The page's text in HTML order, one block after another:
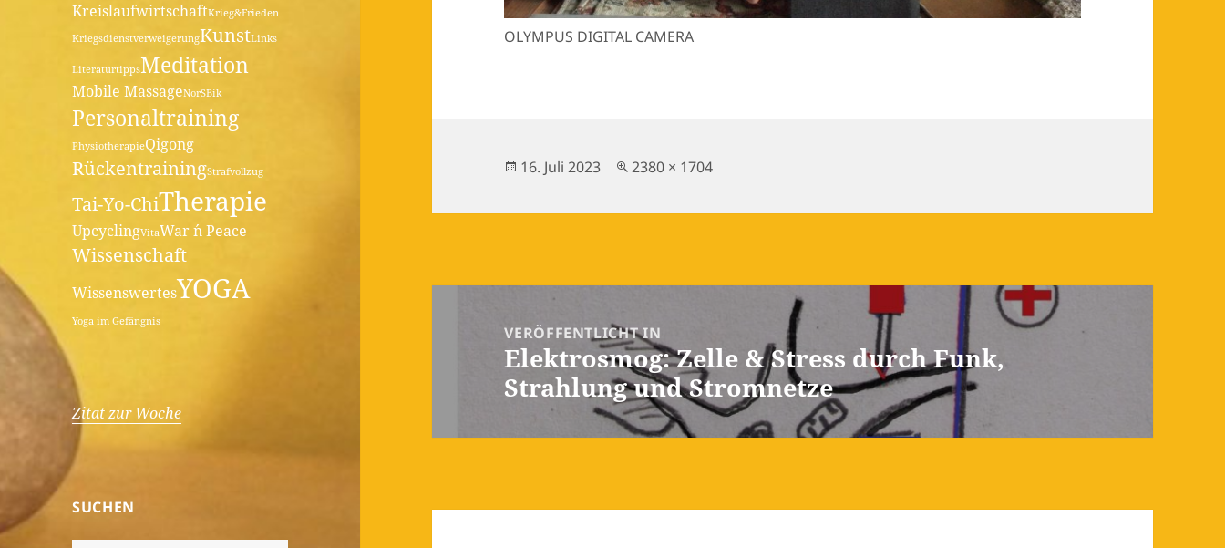
KreislaufwirtschaftKrieg&Frieden
KriegsdienstverweigerungKunstLinks
LiteraturtippsMeditation
Mobile MassageNorSBik
Personaltraining
PhysiotherapieQigong
RückentrainingStrafvollzug
Tai-Yo-ChiTherapie
UpcyclingVitaWar ´n Peace
Wissenschaft
WissenswertesYOGA
Yoga im Gefängnis
Zitat zur Woche
SUCHEN
OLYMPUS DIGITAL CAMERA
Veröffentlicht
16. Juli 2023 Originalgröße
2380 × 1704
Beitragsnavigation
VERÖFFENTLICHT IN
Elektrosmog: Zelle & Stress durch Funk,
Strahlung und Stromnetze